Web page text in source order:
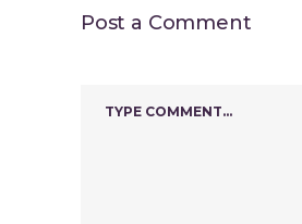
Post a Comment